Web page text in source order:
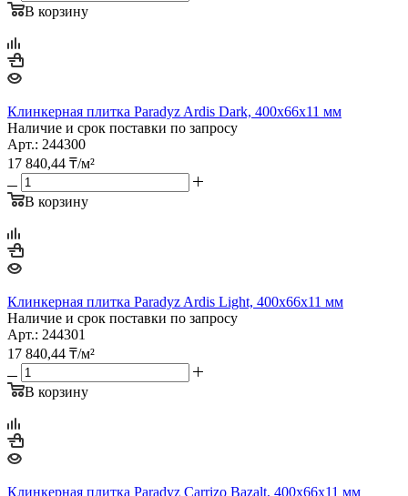
В корзину
Клинкерная плитка Paradyz Ardis Dark, 400х66х11 мм
Наличие и срок поставки по запросу
Арт.: 244300
17 840,44 ₸/м²
В корзину
Клинкерная плитка Paradyz Ardis Light, 400х66х11 мм
Наличие и срок поставки по запросу
Арт.: 244301
17 840,44 ₸/м²
В корзину
Клинкерная плитка Paradyz Carrizo Bazalt, 400х66х11 мм